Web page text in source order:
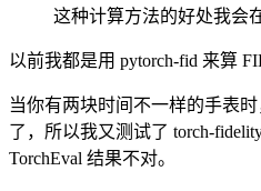
这种计算方法的好处我会
以前我都是用 pytorch-fid 来算
当你有两块时间不一样的手表
了，所以我又测试了 torch-
TorchEval 结果不对。